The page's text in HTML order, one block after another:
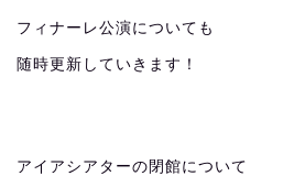
フィナーレ公演についても
随時更新していきます！
アイアシアターの閉館について